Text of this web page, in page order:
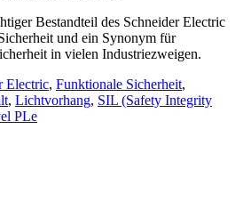
Bestandteil des Schneider Electric
und ein Synonym für
in vielen Industriezweigen.
Electric, Funktionale Sicherheit,
, Lichtvorhang, SIL (Safety Integrity
PLe